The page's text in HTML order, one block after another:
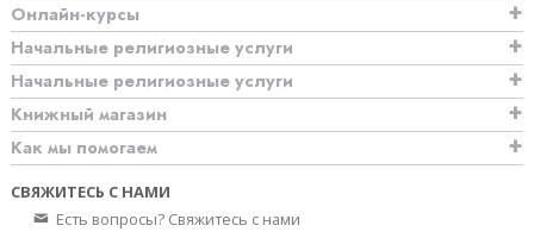
Онлайн-курсы
Начальные религиозные услуги
Начальные религиозные услуги
Книжный магазин
Как мы помогаем
СВЯЖИТЕСЬ С НАМИ
Есть вопросы? Свяжитесь с нами